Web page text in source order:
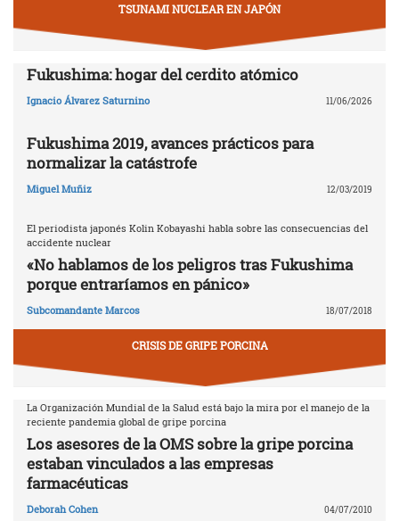
TSUNAMI NUCLEAR EN JAPÓN
Fukushima: hogar del cerdito atómico
Ignacio Álvarez Saturnino 11/06/2026
Fukushima 2019, avances prácticos para
normalizar la catástrofe
Miguel Muñiz 12/03/2019
El periodista japonés Kolin Kobayashi habla sobre las consecuencias del
accidente nuclear
«No hablamos de los peligros tras Fukushima
porque entraríamos en pánico»
Subcomandante Marcos 18/07/2018
CRISIS DE GRIPE PORCINA
La Organización Mundial de la Salud está bajo la mira por el manejo de la
reciente pandemia global de gripe porcina
Los asesores de la OMS sobre la gripe porcina
estaban vinculados a las empresas
farmacéuticas
Deborah Cohen 04/07/2010